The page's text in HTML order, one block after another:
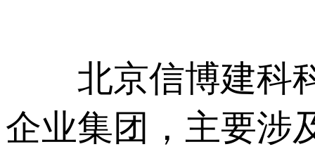
北京信博建科科
企业集团，主要涉及